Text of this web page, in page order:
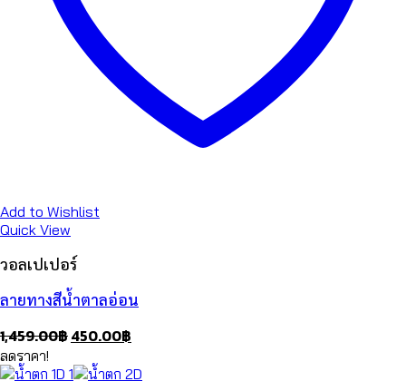
Add to Wishlist
Quick View
วอลเปเปอร์
ลายทางสีน้ำตาลอ่อน
1,459.00฿Original
was:
450.00฿
is:
ลดราคา!